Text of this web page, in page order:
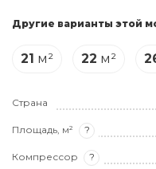
Другие варианты этой
21 м² 22 м²
Страна
Площадь, м² ?
Компрессор ?